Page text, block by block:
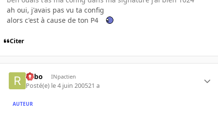
ah oui, j'avais pas vu ta config
alors c'est à cause de ton P4
Citer
risbo INpactien
Posté(e) le 4 juin 200521 a
AUTEUR